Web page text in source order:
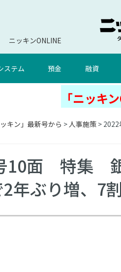
ニッキンONLINE
ステム 預金 融資
「ニッキ
ッキン」最新号から >人事施策 >
10面 特集
年ぶり増、7